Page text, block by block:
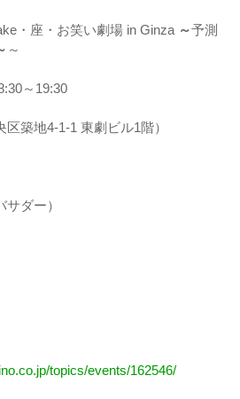
・座・お笑い劇場 in Ginza ～予測
～
～19:30
築地4-1-1 東劇ビル1階）
ダー）
topics/events/162546/